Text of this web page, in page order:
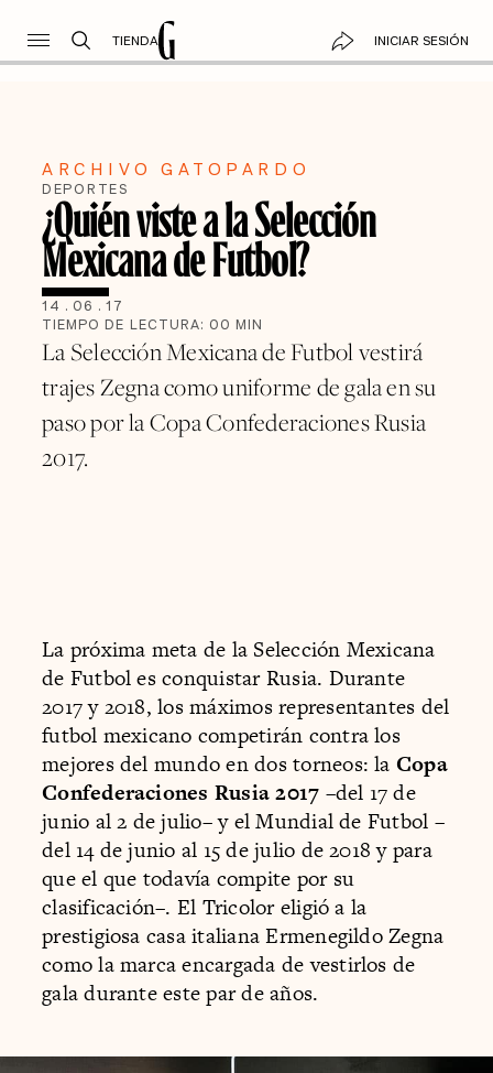
TIENDA INICIAR SESIÓN
ARCHIVO GATOPARDO
DEPORTES
¿Quién viste a la Selección
Mexicana de Futbol?
14 . 06 . 17
TIEMPO DE LECTURA: 00 MIN
La Selección Mexicana de Futbol vestirá
trajes Zegna como uniforme de gala en su
paso por la Copa Confederaciones Rusia
2017.
La próxima meta de la Selección Mexicana
de Futbol es conquistar Rusia. Durante
2017 y 2018, los máximos representantes del
futbol mexicano competirán contra los
mejores del mundo en dos torneos: la Copa
Confederaciones Rusia 2017 –del 17 de
junio al 2 de julio– y el Mundial de Futbol –
del 14 de junio al 15 de julio de 2018 y para
que el que todavía compite por su
clasificación–. El Tricolor eligió a la
prestigiosa casa italiana Ermenegildo Zegna
como la marca encargada de vestirlos de
gala durante este par de años.